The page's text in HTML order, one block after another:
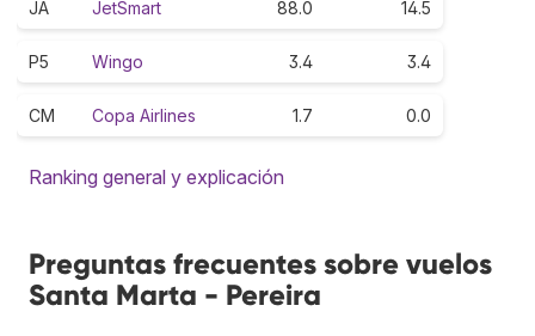
JA JetSmart 88.0 14.5
P5 Wingo 3.4 3.4
CM Copa Airlines 1.7 0.0
Ranking general y explicación
Preguntas frecuentes sobre vuelos
Santa Marta - Pereira